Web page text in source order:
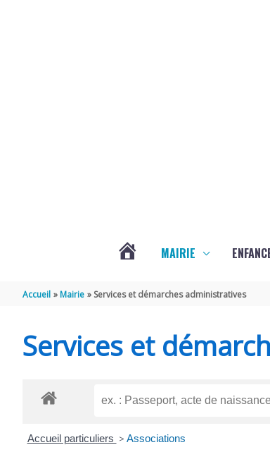
MAIRIE
Accueil Mairie Services et démarches administratives
Services et
Accueil particuliers > Associations